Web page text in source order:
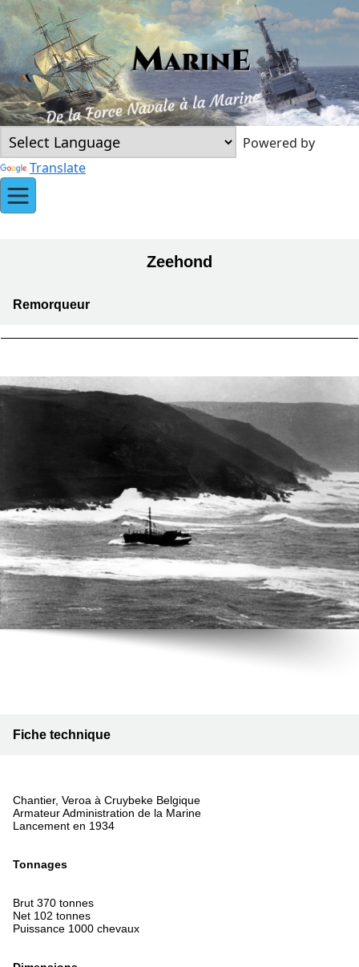
Powered by
Translate
Zeehond
Remorqueur
Fiche technique
Chantier, Veroa à Cruybeke Belgique
Armateur Administration de la Marine
Lancement en 1934
Tonnages
Brut 370 tonnes
Net 102 tonnes
Puissance 1000 chevaux